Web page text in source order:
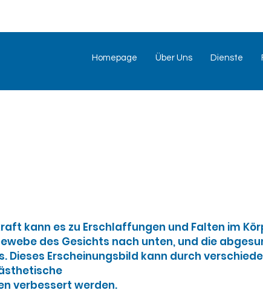
Homepage Über Uns Dienste
kann es zu Erschlaffungen und Falten im
des Gesichts nach unten, und die
Dieses Erscheinungsbild kann durch
verbessert werden.